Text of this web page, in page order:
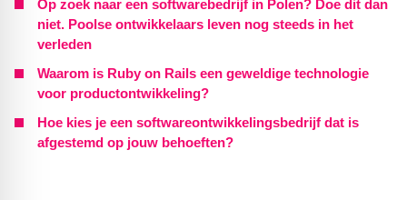
Op zoek naar een softwarebedrijf in Polen? Doe dit dan
niet. Poolse ontwikkelaars leven nog steeds in het
verleden
Waarom is Ruby on Rails een geweldige technologie
voor productontwikkeling?
Hoe kies je een softwareontwikkelingsbedrijf dat is
afgestemd op jouw behoeften?